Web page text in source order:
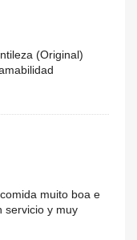
(Original)
muito boa e
servicio y muy